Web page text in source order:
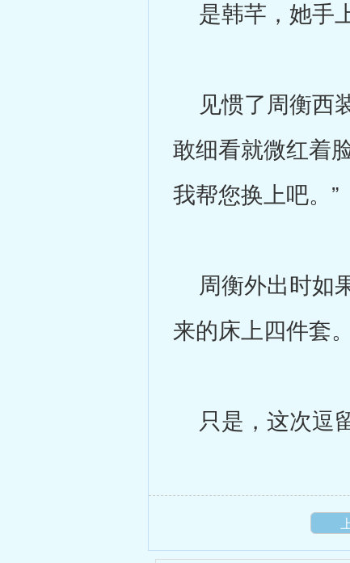
是韩芊，她手
见惯了周衡西
敢细看就微红着
我帮您换上吧。”
周衡外出时如
来的床上四件套。
只是，这次逗